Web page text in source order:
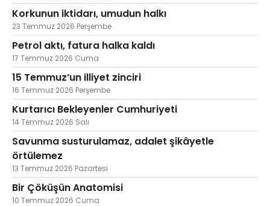
Korkunun iktidarı, umudun halkı
23 Temmuz 2026 Perşembe
Petrol aktı, fatura halka kaldı
17 Temmuz 2026 Cuma
15 Temmuz’un illiyet zinciri
16 Temmuz 2026 Perşembe
Kurtarıcı Bekleyenler Cumhuriyeti
14 Temmuz 2026 Salı
Savunma susturulamaz, adalet şikâyetle
örtülemez
13 Temmuz 2026 Pazartesi
Bir Çöküşün Anatomisi
10 Temmuz 2026 Cuma